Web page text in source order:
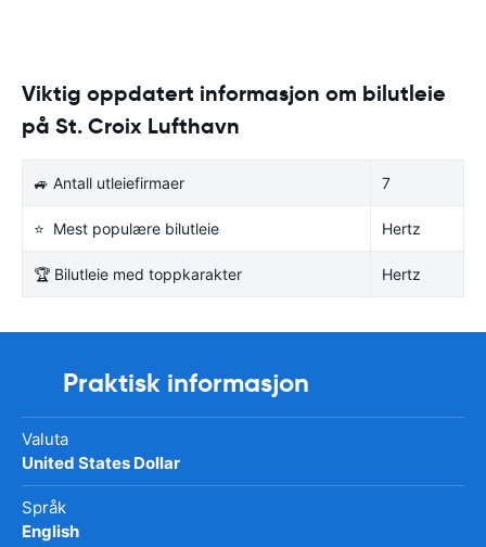
Viktig oppdatert informasjon om bilutleie
på St. Croix Lufthavn
🚙 Antall utleiefirmaer 7
⭐ Mest populære bilutleie Hertz
🏆 Bilutleie med toppkarakter Hertz
Praktisk informasjon
Valuta
United States Dollar
Språk
English